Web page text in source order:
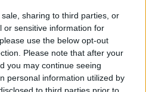
sharing to third parties, or
or sensitive information for
use the below opt-out
Please note that after your
you may continue seeing
personal information utilized by
to third parties prior to